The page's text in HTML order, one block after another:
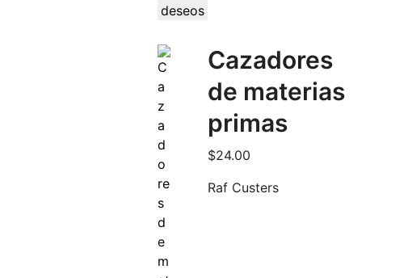
deseos
Cazadores
de materias
primas
$24.00
Raf Custers